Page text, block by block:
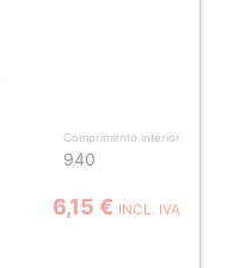
Comprimento interior
940
6,15 € INCL. IVA